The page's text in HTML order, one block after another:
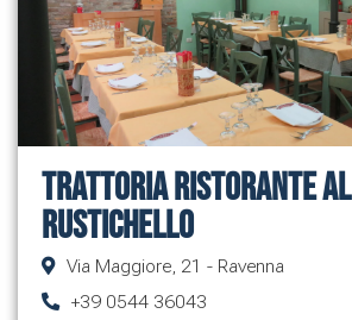
Trattoria Ristorante Al
Rustichello
Via Maggiore, 21 - Ravenna
+39 0544 36043